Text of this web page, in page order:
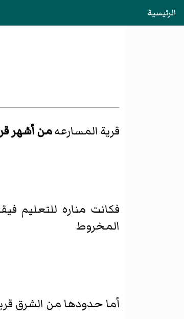
الرئيسية
قرية المسارعهمن أشهر
فكانت مناره للتعليم
المخروط
أما حدودها من الشرق قرية متصله والماطوراب و24القرشي